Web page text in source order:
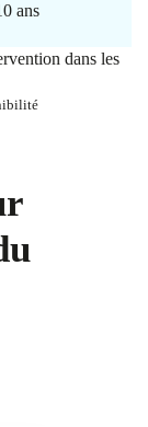
ans
dans les